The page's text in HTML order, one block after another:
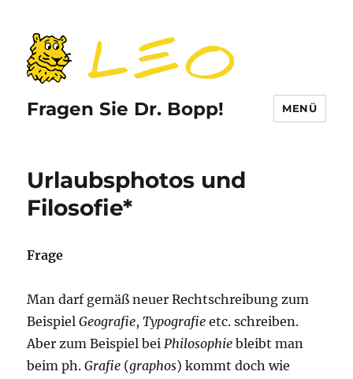
Fragen Sie Dr. Bopp! MENÜ
Urlaubsphotos und
Filosofie*
Frage
Man darf gemäß neuer Rechtschreibung zum
BeispielGeografie,Typografie etc. schreiben.
Aber zum Beispiel beiPhilosophie bleibt man
beim ph.Grafie (graphos) kommt doch wie